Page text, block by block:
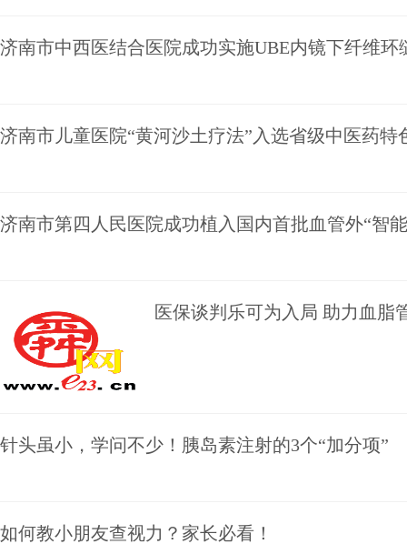
济南市中西医结合医院成功实施UBE内镜下纤维环
济南市儿童医院“黄河沙土疗法”入选省级中医药特
济南市第四人民医院成功植入国内首批血管外“智
医保谈判乐可为入局 助力血脂
针头虽小，学问不少！胰岛素注射的3个“加分项”
如何教小朋友查视力？家长必看！